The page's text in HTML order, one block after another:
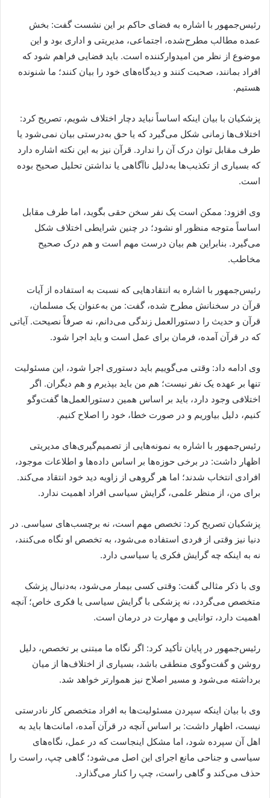
رئیس‌جمهور با اشاره به فضای حاکم بر این نشست گفت: بخش
عمده مطالب مطرح‌شده، اجتماعی، مدیریتی و اداری بود و این
موضوع از نظر من امیدوارکننده است. باید فضایی فراهم شود که
افراد بمانند، صحبت کنند و دیدگاه‌های خود را بیان کنند؛ ما شنونده
هستیم.
پزشکیان با بیان اینکه اساساً نباید دچار اختلاف شویم، تصریح کرد:
اختلاف‌ها زمانی شکل می‌گیرد که یا حق به‌درستی بیان نمی‌شود یا
طرف مقابل توان درک آن را ندارد. قرآن نیز به این نکته اشاره دارد
که بسیاری از تکذیب‌ها به‌دلیل ناآگاهی یا نداشتن تحلیل صحیح بوده
است.
وی افزود: ممکن است یک نفر سخن حقی بگوید، اما طرف مقابل
اساساً متوجه منظور او نشود؛ در چنین شرایطی اختلاف شکل
می‌گیرد. بنابراین هم بیان درست مهم است و هم درک صحیح
مخاطب.
رئیس‌جمهور با اشاره به انتقادهایی که نسبت به استفاده از آیات
قرآن در سخنانش مطرح شده، گفت: من به‌عنوان یک مسلمان،
قرآن و حدیث را دستورالعمل زندگی می‌دانم، نه صرفاً نصیحت. آیاتی
که در قرآن آمده، فرمان برای عمل است و باید اجرا شود.
وی ادامه داد: وقتی می‌گوییم باید دستوری اجرا شود، این مسئولیت
تنها بر عهده یک نفر نیست؛ هم من باید بپذیرم و هم دیگران. اگر
اختلافی وجود دارد، باید بر اساس همین دستورالعمل‌ها گفت‌وگو
کنیم، دلیل بیاوریم و در صورت خطا، خود را اصلاح کنیم.
رئیس‌جمهور با اشاره به نمونه‌هایی از تصمیم‌گیری‌های مدیریتی
اظهار داشت: در برخی حوزه‌ها بر اساس داده‌ها و اطلاعات موجود،
افرادی انتخاب شدند؛ اما هر گروهی از زاویه دید خود انتقاد می‌کند.
برای من، از منظر علمی، گرایش سیاسی افراد اهمیت ندارد.
پزشکیان تصریح کرد: تخصص مهم است، نه برچسب‌های سیاسی. در
دنیا نیز وقتی از فردی استفاده می‌شود، به تخصص او نگاه می‌کنند،
نه به اینکه چه گرایش فکری یا سیاسی دارد.
وی با ذکر مثالی گفت: وقتی کسی بیمار می‌شود، به‌دنبال پزشک
متخصص می‌گردد، نه پزشکی با گرایش سیاسی یا فکری خاص؛ آنچه
اهمیت دارد، توانایی و مهارت در درمان است.
رئیس‌جمهور در پایان تأکید کرد: اگر نگاه ما مبتنی بر تخصص، دلیل
روشن و گفت‌وگوی منطقی باشد، بسیاری از اختلاف‌ها از میان
برداشته می‌شود و مسیر اصلاح نیز هموارتر خواهد شد.
وی با بیان اینکه سپردن مسئولیت‌ها به افراد متخصص کار نادرستی
نیست، اظهار داشت: بر اساس آنچه در قرآن آمده، امانت‌ها باید به
اهل آن سپرده شود، اما مشکل اینجاست که در عمل، نگاه‌های
سیاسی و جناحی مانع اجرای این اصل می‌شود؛ گاهی چپ، راست را
حذف می‌کند و گاهی راست، چپ را کنار می‌گذارد.